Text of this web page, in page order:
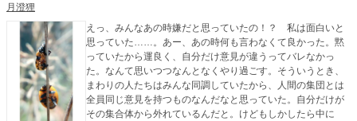
月澄狸
えっ、みんなあの時嫌だと思っていたの！？ 私は面白いと
思っていた……。あー、あの時何も言わなくて良かった。黙
っていたから運良く、自分だけ意見が違うってバレなかっ
た。なんて思いつつなんとなくやり過ごす。そういうとき、
まわりの人たちはみんな同調していたから、人間の集団とは
全員同じ意見を持つものなんだなと思っていた。自分だけが
その集合体から外れているんだと。けどもしかしたら中に